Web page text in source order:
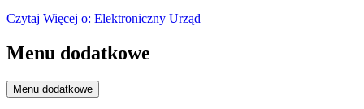
Czytaj Więcej o: Elektroniczny Urząd
Menu dodatkowe
Menu dodatkowe